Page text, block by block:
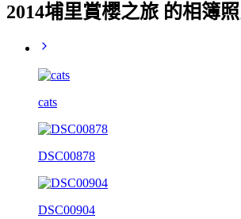
2014埔里賞櫻之旅 的相簿照
cats
DSC00878
DSC00904